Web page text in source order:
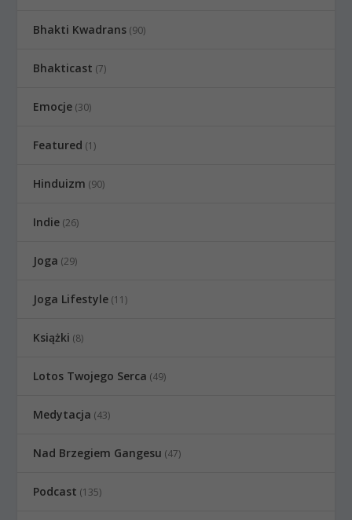
Bhakti Kwadrans (90)
Bhakticast (7)
Emocje (30)
Featured (1)
Hinduizm (90)
Indie (26)
Joga (29)
Joga Lifestyle (11)
Książki (8)
Lotos Twojego Serca (49)
Medytacja (43)
Nad Brzegiem Gangesu (47)
Podcast (135)